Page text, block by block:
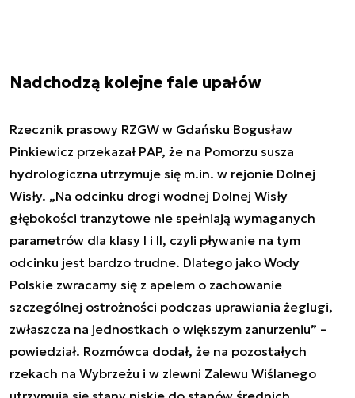
Nadchodzą kolejne fale upałów
Rzecznik prasowy RZGW w Gdańsku Bogusław
Pinkiewicz przekazał PAP, że na Pomorzu susza
hydrologiczna utrzymuje się m.in. w rejonie Dolnej
Wisły. „Na odcinku drogi wodnej Dolnej Wisły
głębokości tranzytowe nie spełniają wymaganych
parametrów dla klasy I i II, czyli pływanie na tym
odcinku jest bardzo trudne. Dlatego jako Wody
Polskie zwracamy się z apelem o zachowanie
szczególnej ostrożności podczas uprawiania żeglugi,
zwłaszcza na jednostkach o większym zanurzeniu” –
powiedział. Rozmówca dodał, że na pozostałych
rzekach na Wybrzeżu i w zlewni Zalewu Wiślanego